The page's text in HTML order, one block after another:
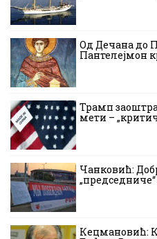
Од Дечана до
Пантелејмон
Трамп
мети –
Чанковић:
Кецмановић: